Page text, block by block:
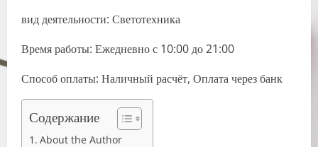
вид деятельности: Светотехника
Время работы: Ежедневно с 10:00 до 21:00
Способ оплаты: Наличный расчёт, Оплата через банк
Содержание
About the Author